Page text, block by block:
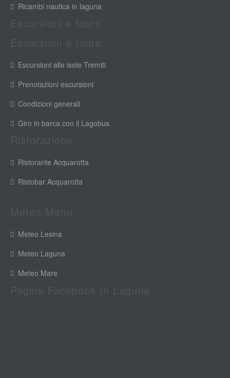
Ricambi nautica in laguna
Escursioni alle isole Tremiti
Prenotazioni escursioni
Condizioni generali
Giro in barca con il Lagobus
Ristorante Acquarotta
Ristobar Acquarotta
Meteo Lesina
Meteo Laguna
Meteo Mare